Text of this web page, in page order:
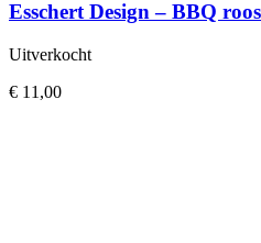
Esschert Design – BBQ
Uitverkocht
€ 11,00